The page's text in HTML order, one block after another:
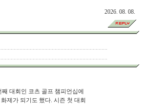
2026. 08. 08.
대회인 코츠 골프 챔피언십에
제가 되기도 했다. 시즌 첫 대회